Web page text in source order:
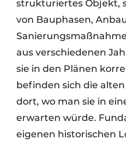
strukturiertes Objekt,
von Bauphasen,
aus verschiedenen
sie in den Plänen
befinden sich die
dort, wo man sie in
erwarten würde.
eigenen historischen